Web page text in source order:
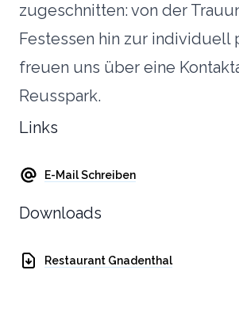
zugeschnitten: von der
Festessen hin zur
freuen uns über eine
Reusspark.
Links
E-Mail Schreiben
Downloads
Restaurant Gnadenthal